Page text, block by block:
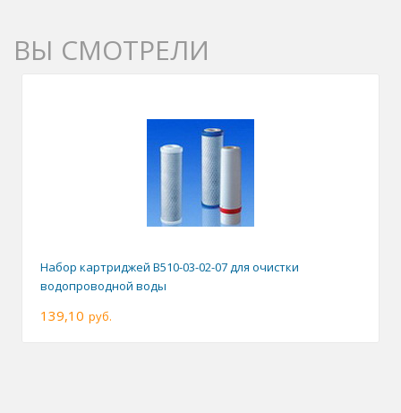
ВЫ СМОТРЕЛИ
Набор картриджей B510-03-02-07 для очистки
водопроводной воды
139,10 руб.